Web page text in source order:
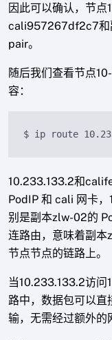
因此可以确认，节
cali957267df2c7和
pair。
随后我们查看节点
容：
$ ip route
10.233.133.2和
PodIP 和 cali 网卡
别是副本zlw-02的
连路由，意味着副
节点节点的链路上。
当10.233.133.2访问
路中，数据包可以直
输，无需经过额外的